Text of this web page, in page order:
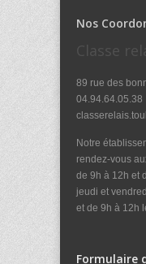
Nos
Classe
89 rue des
04.94.64.05.38
Notre
rendez-vous
de 9h à 12h et
jeudi et
et de 9h à 12h
Formulaire